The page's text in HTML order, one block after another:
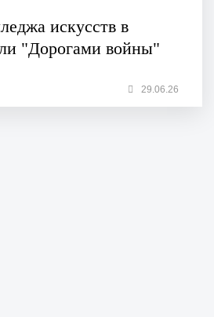
искусств в
"Дорогами войны"
29.06.26